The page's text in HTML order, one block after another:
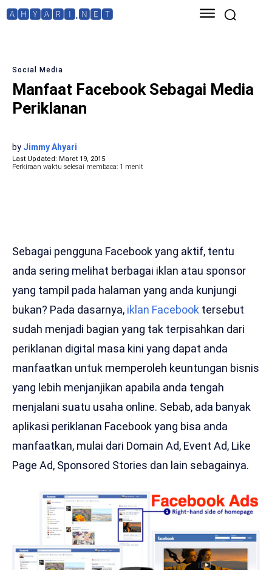
🅰🅷🆈🅰🆁🅸.🅽🅴🆃
Social Media
Manfaat Facebook Sebagai Media
Periklanan
by Jimmy Ahyari
Last Updated: Maret 19, 2015
Perkiraan waktu selesai membaca: 1 menit
Sebagai pengguna Facebook yang aktif, tentu
anda sering melihat berbagai iklan atau sponsor
yang tampil pada halaman yang anda kunjungi
bukan? Pada dasarnya, iklan Facebook tersebut
sudah menjadi bagian yang tak terpisahkan dari
periklanan digital masa kini yang dapat anda
manfaatkan untuk memperoleh keuntungan bisnis
yang lebih menjanjikan apabila anda tengah
menjalani suatu usaha online. Sebab, ada banyak
aplikasi periklanan Facebook yang bisa anda
manfaatkan, mulai dari Domain Ad, Event Ad, Like
Page Ad, Sponsored Stories dan lain sebagainya.